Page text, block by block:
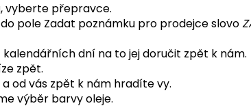
vyberte přepravce.
pole Zadat poznámku pro prodejce slovo
dní na to jej doručit zpět k nám.
zpět.
od vás zpět k nám hradíte vy.
výběr barvy oleje.